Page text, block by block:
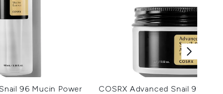
96 Mucin Power
COSRX Advanced Snail 92